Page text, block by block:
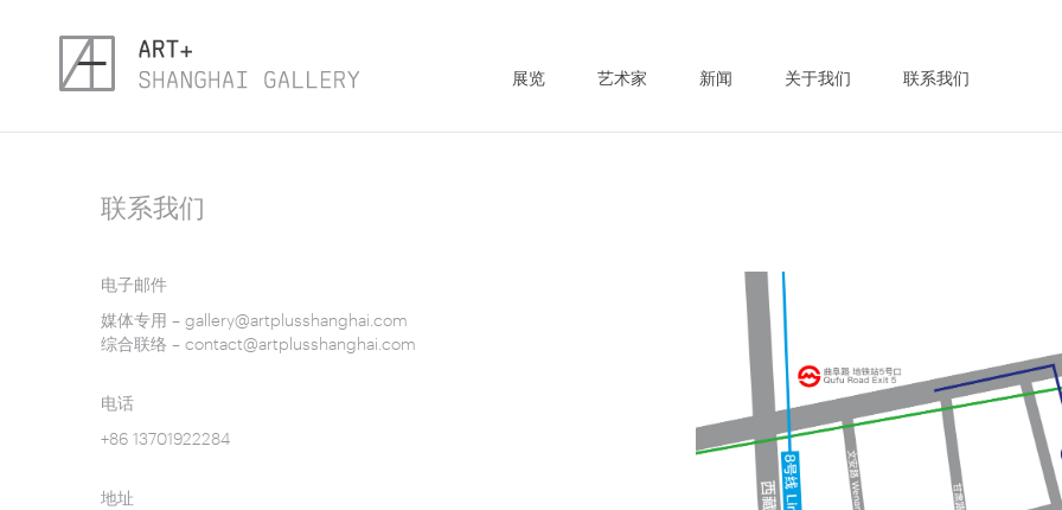
展览 艺术家 新闻 关于我们 联系我们
联系我们
电子邮件
媒体专用 – gallery@artplusshanghai.com
综合联络 – contact@artplusshanghai.com
电话
+86 13701922284
地址